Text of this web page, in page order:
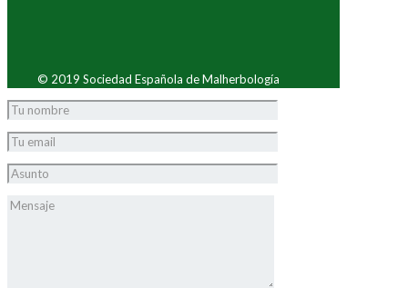
© 2019 Sociedad Española de Malherbología